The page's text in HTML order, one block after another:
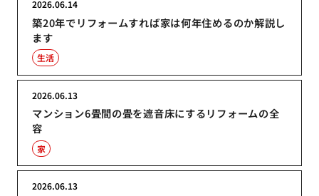
築20年でリフォームすれば家は何年住めるのか解説し
ます
2026.06.14
生活
マンション6畳間の畳を遮音床にするリフォームの全
容
2026.06.13
家
2026.06.13